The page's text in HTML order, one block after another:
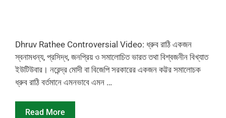
Dhruv Rathee Controversial Video: ধ্রুব রাঠি একজন
স্বনামধন্য, প্রসিদ্ধ, জনপ্রিয় ও সমালোচিত ভারত তথা বিশ্বজনীন বিখ্যাত
ইউটিউবার। নরেন্দ্র মোদী বা বিজেপি সরকারের একজন কট্টর সমালোচক
ধ্রুব রাঠি বর্তমানে এমনভাবে এমন …
Read More